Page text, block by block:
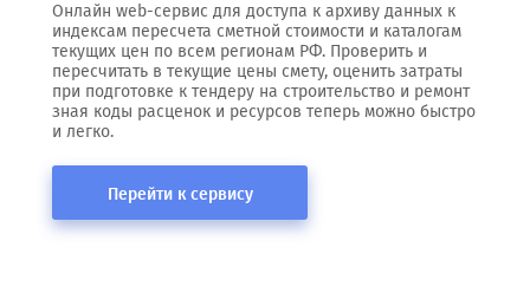
Онлайн web-сервис для доступа к архиву данных к
индексам пересчета сметной стоимости и каталогам
текущих цен по всем регионам РФ. Проверить и
пересчитать в текущие цены смету, оценить затраты
при подготовке к тендеру на строительство и ремонт
зная коды расценок и ресурсов теперь можно быстро
и легко.
Перейти к сервису